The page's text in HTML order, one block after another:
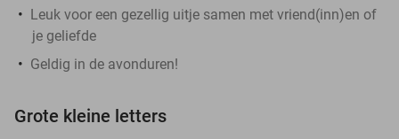
Leuk voor een gezellig uitje samen met vriend(inn)en of
je geliefde
Geldig in de avonduren!
Grote kleine letters